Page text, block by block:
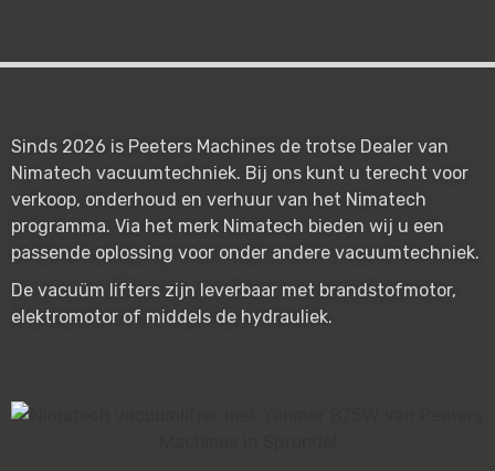
Sinds 2026 is Peeters Machines de trotse Dealer van
Nimatech vacuumtechniek. Bij ons kunt u terecht voor
verkoop, onderhoud en verhuur van het Nimatech
programma. Via het merk Nimatech bieden wij u een
passende oplossing voor onder andere vacuumtechniek.
De vacuüm lifters zijn leverbaar met brandstofmotor,
elektromotor of middels de hydrauliek.